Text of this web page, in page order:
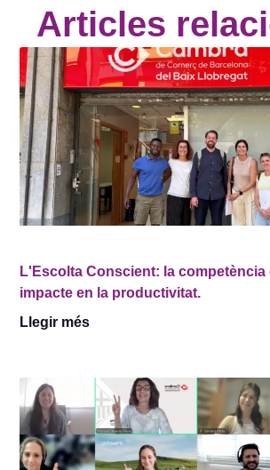
Articles
L'Escolta Conscient: la competència
impacte en la productivitat.
Llegir més